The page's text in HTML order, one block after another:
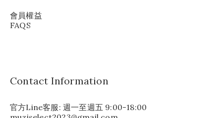
會員權益
FAQS
Contact Information
官方Line客服: 週一至週五 9:00-18:00